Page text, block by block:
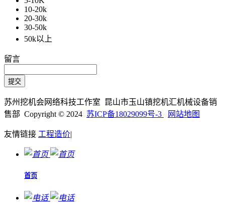
10-20k
20-30k
30-50k
50k以上
留言
苏州挖机会网络科技工作室 昆山市玉山镇挖机汇机械设备销
售部 Copyright © 2024 苏ICP备18029099号-3 网站地图
友情链接 工程造价|
首页